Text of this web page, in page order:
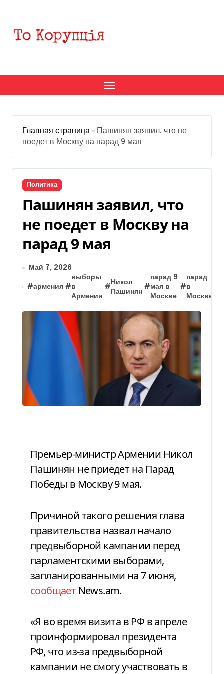
содержанию
Главная страница » Пашинян заявил, что не
поедет в Москву на парад 9 мая
Политика
Пашинян заявил, что
не поедет в Москву на
парад 9 мая
Май 7, 2026
#армения #
выборы
в
Армении
#
Никол
Пашинян
#
парад 9
мая в
Москве
#
парад
в
Москве
Премьер-министр Армении Никол
Пашинян не приедет на Парад
Победы в Москву 9 мая.
Причиной такого решения глава
правительства назвал начало
предвыборной кампании перед
парламентскими выборами,
запланированными на 7 июня,
сообщает News.am.
«Я во время визита в РФ в апреле
проинформировал президента
РФ, что из-за предвыборной
кампании не смогу участвовать в